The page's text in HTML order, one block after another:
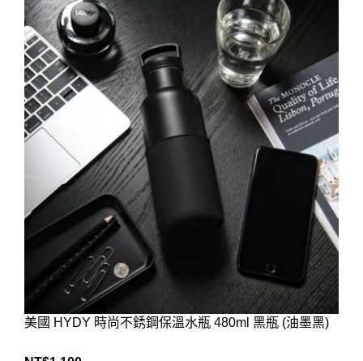
美國 HYDY 時尚不銹鋼保溫水瓶 480ml 黑瓶 (油墨黑)